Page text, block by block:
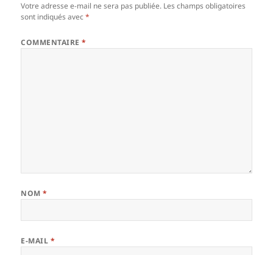
Votre adresse e-mail ne sera pas publiée. Les champs obligatoires
sont indiqués avec*
COMMENTAIRE*
NOM*
E-MAIL *